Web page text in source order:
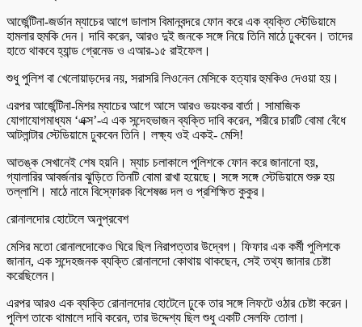
আর্জেন্টিনা-জর্ডান ম্যাচের আগে ডালাস বিমানবন্দরে ফোন করে এক ব্যক্তি স্টেডিয়ামে
হামলার হুমকি দেন। দাবি করেন, আরও দুই জনকে সঙ্গে নিয়ে তিনি মাঠে ঢুকবেন। তাদের
হাতে থাকবে হ্যান্ড গ্রেনেড ও এআর-১৫ রাইফেল।
শুধু পুলিশ বা খেলোয়াড়দের নয়, সরাসরি লিওনেল মেসিকে হত্যার হুমকিও দেওয়া হয়।
এরপর আর্জেন্টিনা-মিশর ম্যাচের আগে আসে আরও ভয়ংকর বার্তা। সামাজিক
যোগাযোগমাধ্যম ‘এক্স’-এ এক সন্দেহভাজন ব্যক্তি দাবি করেন, শরীরে চারটি বোমা বেঁধে
আটলান্টার স্টেডিয়ামে ঢুকবেন তিনি। লক্ষ্য ওই একই- মেসি!
আতঙ্ক সেখানেই শেষ হয়নি। ম্যাচ চলাকালে পুলিশকে ফোন করে জানানো হয়,
গ্যালারির আবর্জনার ঝুড়িতে তিনটি বোমা রাখা হয়েছে। সঙ্গে সঙ্গে স্টেডিয়ামে শুরু হয়
তল্লাশি। মাঠে নামে বিস্ফোরক বিশেষজ্ঞ দল ও প্রশিক্ষিত কুকুর।
রোনালদোর হোটেলে অনুপ্রবেশ
মেসির মতো রোনালদোকেও ঘিরে ছিল নিরাপত্তার উদ্বেগ। ফিফার এক কর্মী পুলিশকে
জানান, এক সন্দেহজনক ব্যক্তি রোনালদো কোথায় থাকছেন, সেই তথ্য জানার চেষ্টা
করেছিলেন।
এরপর আরও এক ব্যক্তি রোনালদোর হোটেলে ঢুকে তার সঙ্গে লিফটে ওঠার চেষ্টা করেন।
পুলিশ তাকে থামালে দাবি করেন, তার উদ্দেশ্য ছিল শুধু একটি সেলফি তোলা।